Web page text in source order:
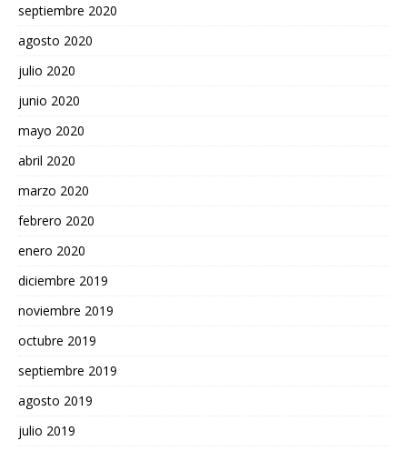
septiembre 2020
agosto 2020
julio 2020
junio 2020
mayo 2020
abril 2020
marzo 2020
febrero 2020
enero 2020
diciembre 2019
noviembre 2019
octubre 2019
septiembre 2019
agosto 2019
julio 2019